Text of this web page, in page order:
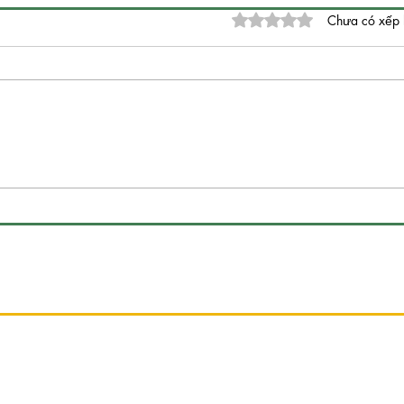
THANH HƯƠNG
Đã xếp hạng 0/5 sao.
Chưa có xếp